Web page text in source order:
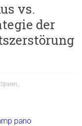
vs.
der
Sparen,